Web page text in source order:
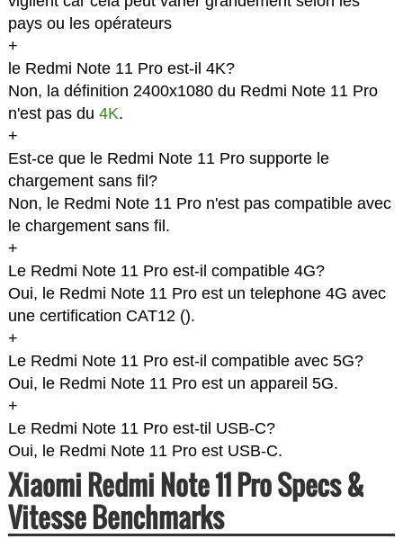
pays ou les opérateurs
+
le Redmi Note 11 Pro est-il 4K?
Non, la définition 2400x1080 du Redmi Note 11 Pro
n'est pas du 4K.
+
Est-ce que le Redmi Note 11 Pro supporte le
chargement sans fil?
Non, le Redmi Note 11 Pro n'est pas compatible avec
le chargement sans fil.
+
Le Redmi Note 11 Pro est-il compatible 4G?
Oui, le Redmi Note 11 Pro est un telephone 4G avec
une certification CAT12 ().
+
Le Redmi Note 11 Pro est-il compatible avec 5G?
Oui, le Redmi Note 11 Pro est un appareil 5G.
+
Le Redmi Note 11 Pro est-til USB-C?
Oui, le Redmi Note 11 Pro est USB-C.
Xiaomi Redmi Note 11 Pro Specs &
Vitesse Benchmarks